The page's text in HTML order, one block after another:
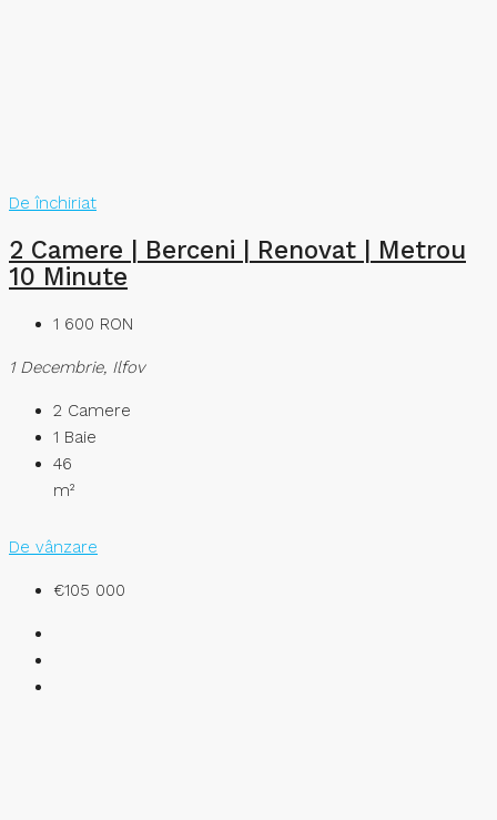
De închiriat
2 Camere | Berceni | Renovat | Metrou
10 Minute
1 600 RON
1 Decembrie, Ilfov
2 Camere
1 Baie
46
m²
De vânzare
€105 000